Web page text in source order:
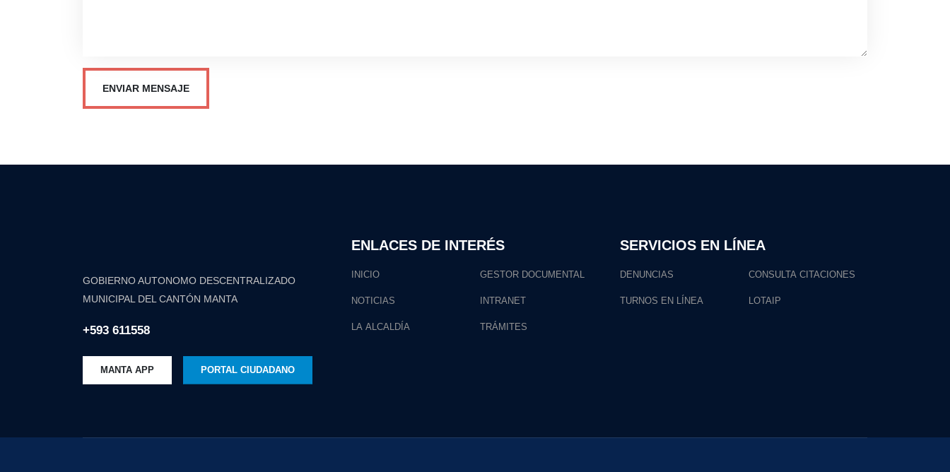
GOBIERNO AUTONOMO DESCENTRALIZADO
MUNICIPAL DEL CANTÓN MANTA
+593 611558
MANTA APP PORTAL CIUDADANO
ENLACES DE INTERÉS
INICIO
NOTICIAS
LA ALCALDÍA
GESTOR DOCUMENTAL
INTRANET
TRÁMITES
SERVICIOS EN LÍNEA
DENUNCIAS
TURNOS EN LÍNEA
CONSULTA CITACIONES
LOTAIP